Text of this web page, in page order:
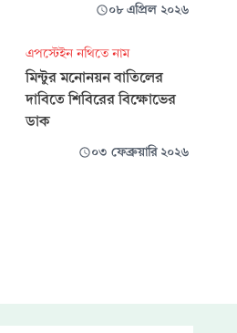
০৮ এপ্রিল ২০২৬
এপস্টেইন নথিতে নাম
মিন্টুর মনোনয়ন বাতিলের
দাবিতে শিবিরের বিক্ষোভের
ডাক
০৩ ফেব্রুয়ারি ২০২৬